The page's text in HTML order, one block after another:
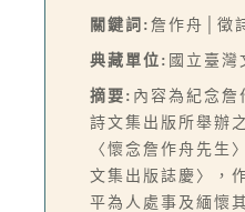
關鍵詞: 詹作舟│徵
典藏單位: 國立臺灣
摘要: 內容為紀念詹
詩文集出版所舉辦
〈懷念詹作舟先生
文集出版誌慶〉，
平為人處事及緬懷